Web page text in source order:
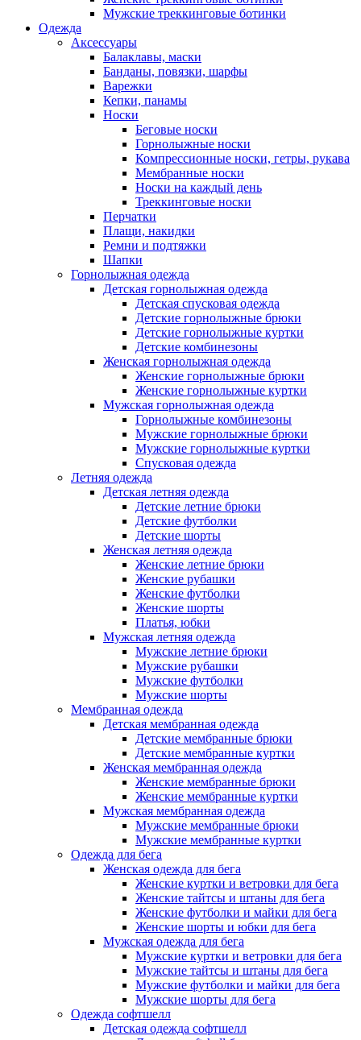
Мужские треккинговые ботинки
Одежда
Аксессуары
Балаклавы, маски
Банданы, повязки, шарфы
Варежки
Кепки, панамы
Носки
Беговые носки
Горнолыжные носки
Компрессионные носки, гетры, рукава
Мембранные носки
Носки на каждый день
Треккинговые носки
Перчатки
Плащи, накидки
Ремни и подтяжки
Шапки
Горнолыжная одежда
Детская горнолыжная одежда
Детская спусковая одежда
Детские горнолыжные брюки
Детские горнолыжные куртки
Детские комбинезоны
Женская горнолыжная одежда
Женские горнолыжные брюки
Женские горнолыжные куртки
Мужская горнолыжная одежда
Горнолыжные комбинезоны
Мужские горнолыжные брюки
Мужские горнолыжные куртки
Спусковая одежда
Летняя одежда
Детская летняя одежда
Детские летние брюки
Детские футболки
Детские шорты
Женская летняя одежда
Женские летние брюки
Женские рубашки
Женские футболки
Женские шорты
Платья, юбки
Мужская летняя одежда
Мужские летние брюки
Мужские рубашки
Мужские футболки
Мужские шорты
Мембранная одежда
Детская мембранная одежда
Детские мембранные брюки
Детские мембранные куртки
Женская мембранная одежда
Женские мембранные брюки
Женские мембранные куртки
Мужская мембранная одежда
Мужские мембранные брюки
Мужские мембранные куртки
Одежда для бега
Женская одежда для бега
Женские куртки и ветровки для бега
Женские тайтсы и штаны для бега
Женские футболки и майки для бега
Женские шорты и юбки для бега
Мужская одежда для бега
Мужские куртки и ветровки для бега
Мужские тайтсы и штаны для бега
Мужские футболки и майки для бега
Мужские шорты для бега
Одежда софтшелл
Детская одежда софтшелл